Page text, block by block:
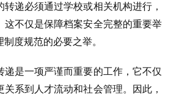
递必须通过学校或相关机构进行，
这不仅是保障档案安全完整的重要举
度规范的必要之举。
递是一项严谨而重要的工作，它不仅
系到人才流动和社会管理。因此，